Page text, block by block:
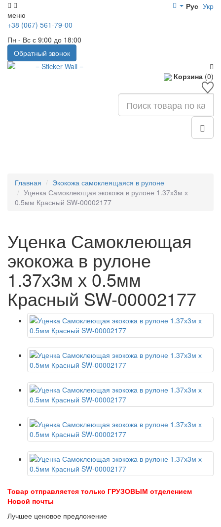
меню
Рус Укр
+38 (067) 561-79-00
Пн - Вс с 9:00 до 18:00
Обратный звонок
Корзина (0)
Главная
Экокожа самоклеящаяся в рулоне
Уценка Самоклеющая экокожа в рулоне 1.37х3м х
0.5мм Красный SW-00002177
Уценка Самоклеющая
экокожа в рулоне
1.37х3м х 0.5мм
Красный SW-00002177
Товар отправляется только ГРУЗОВЫМ отделением
Новой почты
Лучшее ценовое предложение